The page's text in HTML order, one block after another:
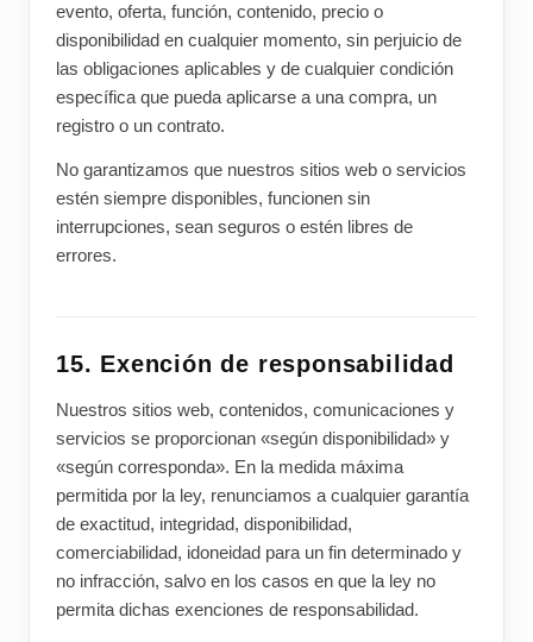
evento, oferta, función, contenido, precio o
disponibilidad en cualquier momento, sin perjuicio de
las obligaciones aplicables y de cualquier condición
específica que pueda aplicarse a una compra, un
registro o un contrato.
No garantizamos que nuestros sitios web o servicios
estén siempre disponibles, funcionen sin
interrupciones, sean seguros o estén libres de
errores.
15. Exención de responsabilidad
Nuestros sitios web, contenidos, comunicaciones y
servicios se proporcionan «según disponibilidad» y
«según corresponda». En la medida máxima
permitida por la ley, renunciamos a cualquier garantía
de exactitud, integridad, disponibilidad,
comerciabilidad, idoneidad para un fin determinado y
no infracción, salvo en los casos en que la ley no
permita dichas exenciones de responsabilidad.